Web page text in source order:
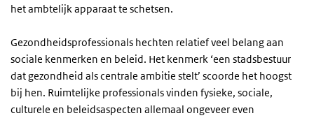
het ambtelijk apparaat te schetsen.
Gezondheidsprofessionals hechten relatief veel belang aan
sociale kenmerken en beleid. Het kenmerk ‘een stadsbestuur
dat gezondheid als centrale ambitie stelt’ scoorde het hoogst
bij hen. Ruimtelijke professionals vinden fysieke, sociale,
culturele en beleidsaspecten allemaal ongeveer even